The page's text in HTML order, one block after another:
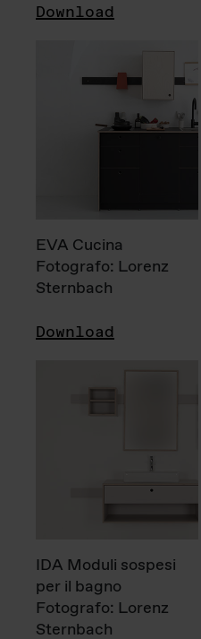
Download
EVA Cucina
Fotografo: Lorenz
Sternbach
Download
IDA Moduli sospesi
per il bagno
Fotografo: Lorenz
Sternbach